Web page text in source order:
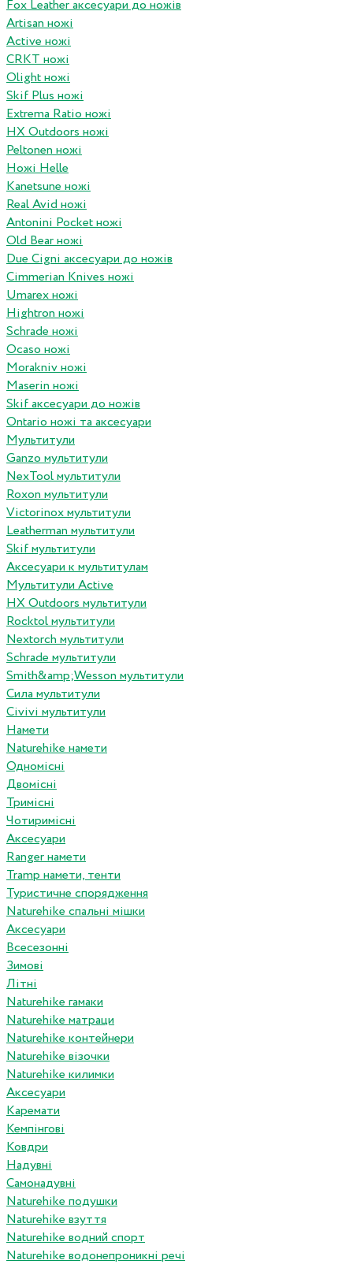
Fox Leather аксесуари до ножів
Artisan ножі
Active ножі
CRKT ножі
Olight ножі
Skif Plus ножі
Extrema Ratio ножі
HX Outdoors ножі
Peltonen ножі
Ножі Helle
Kanetsune ножі
Real Avid ножі
Antonini Pocket ножі
Old Bear ножі
Due Cigni аксесуари до ножів
Cimmerian Knives ножі
Umarex ножі
Hightron ножі
Schrade ножі
Ocaso ножі
Morakniv ножі
Maserin ножі
Skif аксесуари до ножів
Ontario ножі та аксесуари
Мультитули
Ganzo мультитули
NexTool мультитули
Roxon мультитули
Victorinox мультитули
Leatherman мультитули
Skif мультитули
Аксесуари к мультитулам
Мультитули Active
HX Outdoors мультитули
Rocktol мультитули
Nextorch мультитули
Schrade мультитули
Smith&amp;Wesson мультитули
Сила мультитули
Civivi мультитули
Намети
Naturehike намети
Одномісні
Двомісні
Тримісні
Чотиримісні
Аксесуари
Ranger намети
Tramp намети, тенти
Туристичне спорядження
Naturehike спальні мішки
Аксесуари
Всесезонні
Зимові
Літні
Naturehike гамаки
Naturehike матраци
Naturehike контейнери
Naturehike візочки
Naturehike килимки
Аксесуари
Каремати
Кемпінгові
Ковдри
Надувні
Самонадувні
Naturehike подушки
Naturehike взуття
Naturehike водний спорт
Naturehike водонепроникні речі